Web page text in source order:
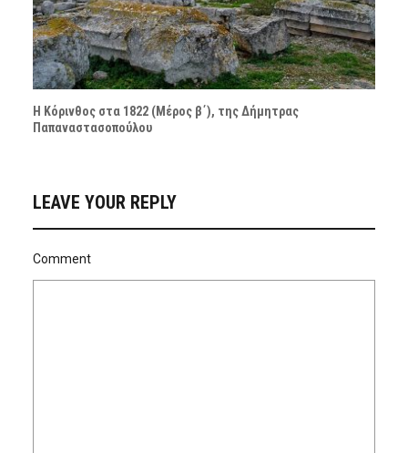
Η Κόρινθος στα 1822 (Μέρος β΄), της Δήμητρας
Παπαναστασοπούλου
LEAVE YOUR REPLY
Comment